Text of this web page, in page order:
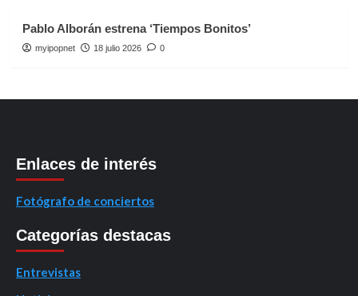
Pablo Alborán estrena ‘Tiempos Bonitos’
myipopnet 18 julio 2026 0
Enlaces de interés
Fotógrafo de conciertos
Categorías destacas
Entrevistas